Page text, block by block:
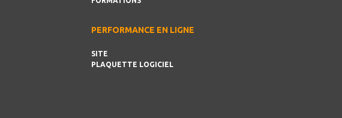
PERFORMANCE EN LIGNE
SITE
PLAQUETTE LOGICIEL